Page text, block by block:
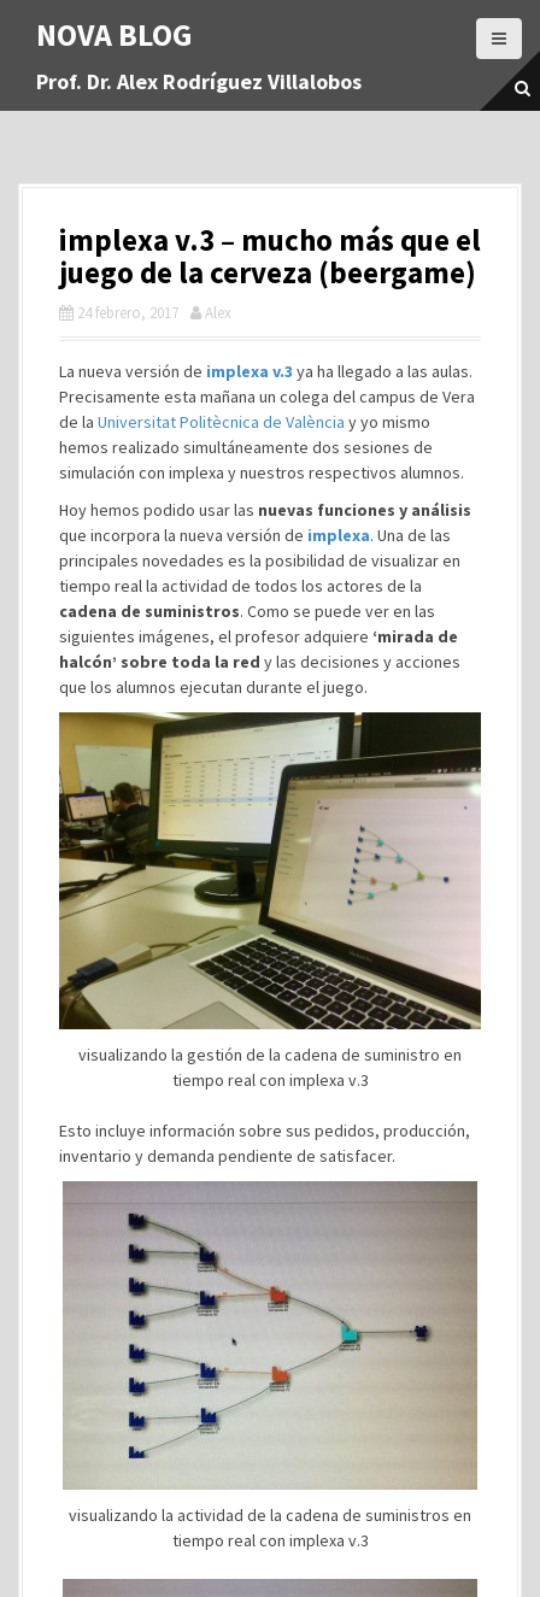
a
NOVA BLOG
Prof. Dr. Alex Rodríguez Villalobos
implexa v.3 – mucho más que el
juego de la cerveza (beergame)
24 febrero, 2017 Alex
La nueva versión de implexa v.3 ya ha llegado a las aulas.
Precisamente esta mañana un colega del campus de Vera
de la Universitat Politècnica de València y yo mismo
hemos realizado simultáneamente dos sesiones de
simulación con implexa y nuestros respectivos alumnos.
Hoy hemos podido usar las nuevas funciones y análisis
que incorpora la nueva versión de implexa. Una de las
principales novedades es la posibilidad de visualizar en
tiempo real la actividad de todos los actores de la
cadena de suministros. Como se puede ver en las
siguientes imágenes, el profesor adquiere ‘mirada de
halcón’ sobre toda la red y las decisiones y acciones
que los alumnos ejecutan durante el juego.
visualizando la gestión de la cadena de suministro en
tiempo real con implexa v.3
Esto incluye información sobre sus pedidos, producción,
inventario y demanda pendiente de satisfacer.
visualizando la actividad de la cadena de suministros en
tiempo real con implexa v.3